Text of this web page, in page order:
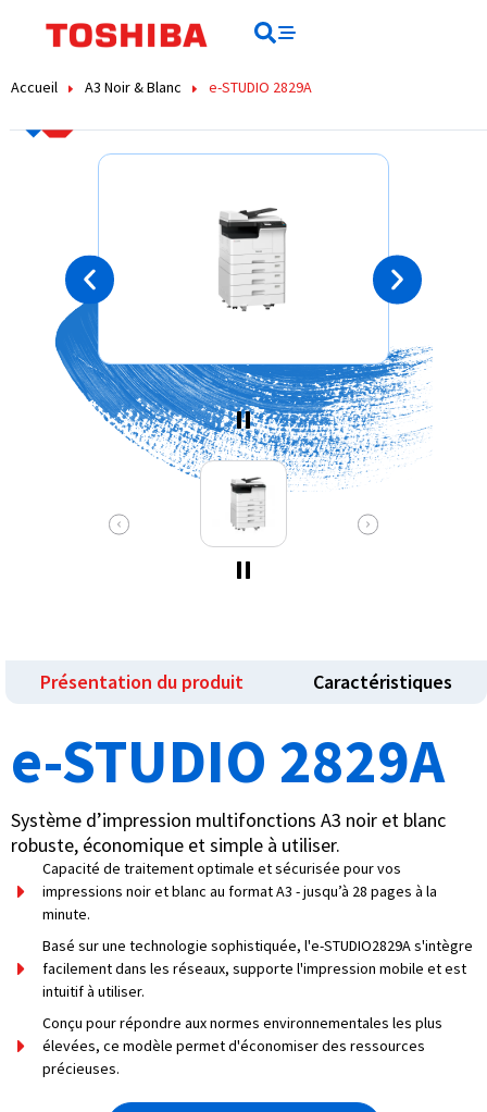
Accueil A3 Noir & Blanc e-STUDIO 2829A
Présentation du produit Caractéristiques
e-STUDIO 2829A
Système d’impression multifonctions A3 noir et blanc
robuste, économique et simple à utiliser.
Capacité de traitement optimale et sécurisée pour vos
impressions noir et blanc au format A3 - jusqu’à 28 pages à la
minute.
Basé sur une technologie sophistiquée, l'e-STUDIO2829A s'intègre
facilement dans les réseaux, supporte l'impression mobile et est
intuitif à utiliser.
Conçu pour répondre aux normes environnementales les plus
élevées, ce modèle permet d'économiser des ressources
précieuses.